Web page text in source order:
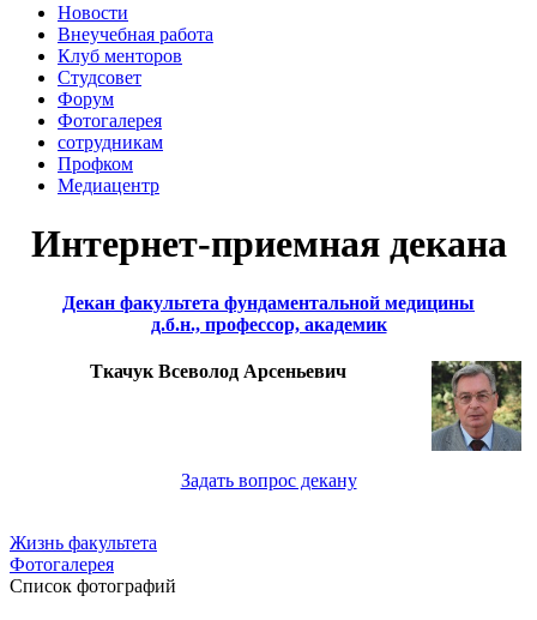
Новости
Внеучебная работа
Клуб менторов
Студсовет
Форум
Фотогалерея
сотрудникам
Профком
Медиацентр
Интернет-приемная декана
Декан факультета фундаментальной медицины
д.б.н., профессор, академик
Ткачук Всеволод Арсеньевич
Задать вопрос декану
Жизнь факультета
Фотогалерея
Список фотографий